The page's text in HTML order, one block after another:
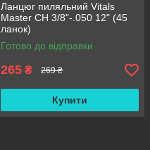
Ланцюг пиляльний Vitals
Master СH 3/8"-.050 12" (45
ланок)
Готово до відправки
265 ₴ 269 ₴
Купити